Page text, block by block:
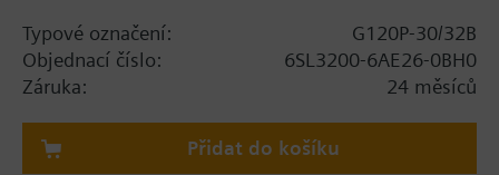
o 20 mm.
Typové označení:
G120P-30/32B
Objednací číslo:
6SL3200-6AE26-0BH0
Záruka:
24 měsíců
Přidat do košíku